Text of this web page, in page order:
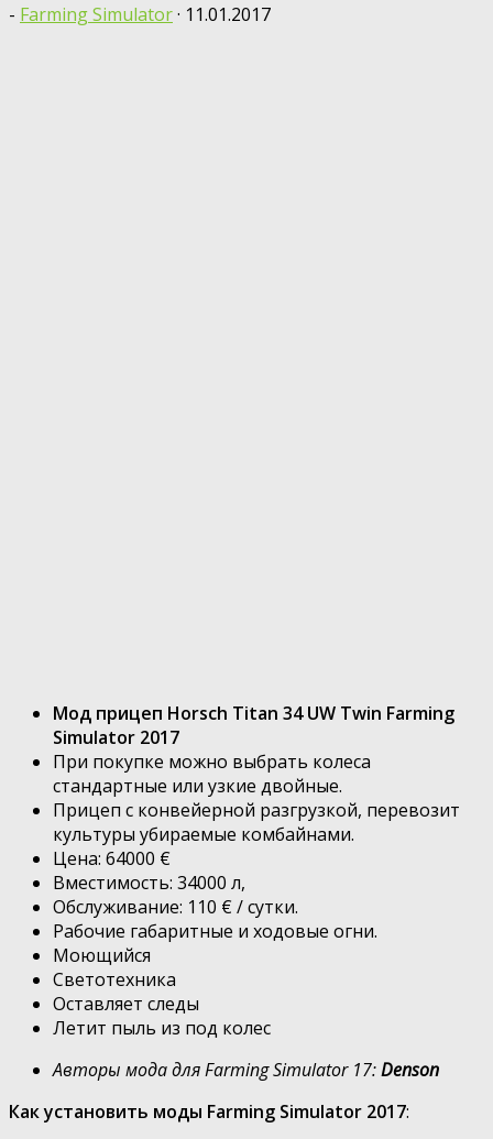
- Farming Simulator· 11.01.2017
Мод прицеп Horsch Titan 34 UW Twin Farming
Simulator 2017
При покупке можно выбрать колеса
стандартные или узкие двойные.
Прицеп с конвейерной разгрузкой, перевозит
культуры убираемые комбайнами.
Цена: 64000 €
Вместимость: 34000 л,
Обслуживание: 110 € / сутки.
Рабочие габаритные и ходовые огни.
Моющийся
Светотехника
Оставляет следы
Летит пыль из под колес
Авторы мода для Farming Simulator 17:Denson
Как установить моды Farming Simulator 2017: